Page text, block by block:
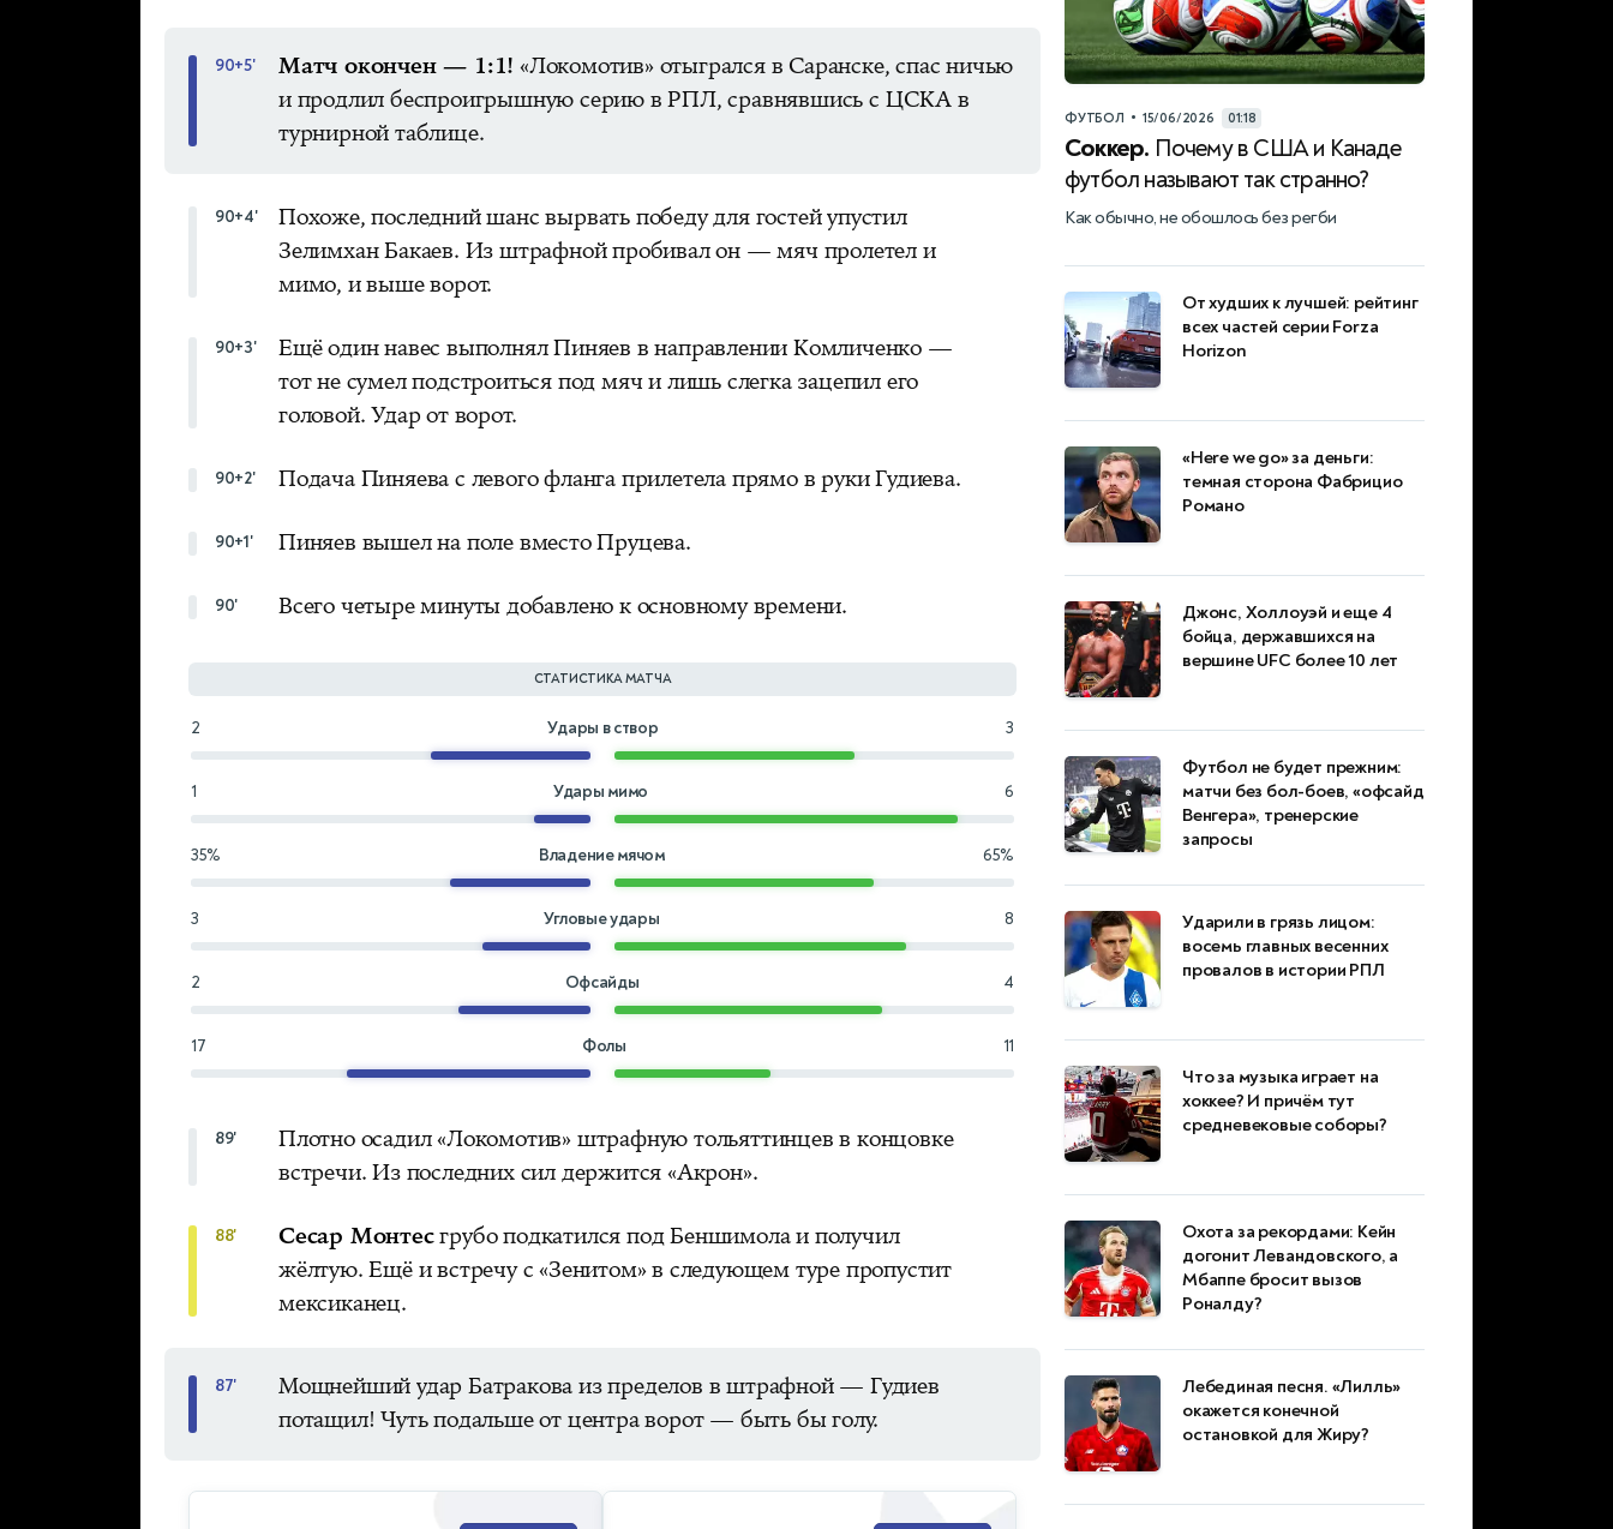
90+5' Матч окончен — 1:1! «Локомотив» отыгрался в Саранске, спас ничью
и продлил беспроигрышную серию в РПЛ, сравнявшись с ЦСКА в
турнирной таблице.
90+4'
Похоже, последний шанс вырвать победу для гостей упустил
Зелимхан Бакаев. Из штрафной пробивал он — мяч пролетел и
мимо, и выше ворот.
90+3'
Ещё один навес выполнял Пиняев в направлении Комличенко —
тот не сумел подстроиться под мяч и лишь слегка зацепил его
головой. Удар от ворот.
90+2' Подача Пиняева с левого фланга прилетела прямо в руки Гудиева.
90+1' Пиняев вышел на поле вместо Пруцева.
90' Всего четыре минуты добавлено к основному времени.
СТАТИСТИКА МАТЧА
2 Удары в створ 3
1 Удары мимо 6
35% Владение мячом 65%
3 Угловые удары 8
2 Офсайды 4
17 Фолы 11
89'
Плотно осадил «Локомотив» штрафную тольяттинцев в концовке
встречи. Из последних сил держится «Акрон».
88' Сесар Монтесгрубо подкатился под Беншимола и получил
жёлтую. Ещё и встречу с «Зенитом» в следующем туре пропустит
мексиканец.
87'
Мощнейший удар Батракова из пределов в штрафной — Гудиев
потащил! Чуть подальше от центра ворот — быть бы голу.
ФУТБОЛ • 15/06/2026 01:18
Соккер. Почему в США и Канаде
футбол называют так странно?
Как обычно, не обошлось без регби
От худших к лучшей: рейтинг
всех частей серии Forza
Horizon
«Here we go» за деньги:
темная сторона Фабрицио
Романо
Джонс, Холлоуэй и еще 4
бойца, державшихся на
вершине UFC более 10 лет
Футбол не будет прежним:
матчи без бол-боев, «офсайд
Венгера», тренерские
запросы
Ударили в грязь лицом:
восемь главных весенних
провалов в истории РПЛ
Что за музыка играет на
хоккее? И причём тут
средневековые соборы?
Охота за рекордами: Кейн
догонит Левандовского, а
Мбаппе бросит вызов
Роналду?
Лебединая песня. «Лилль»
окажется конечной
остановкой для Жиру?